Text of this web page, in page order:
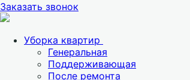
Заказать звонок
Уборка квартир
Генеральная
Поддерживающая
После ремонта